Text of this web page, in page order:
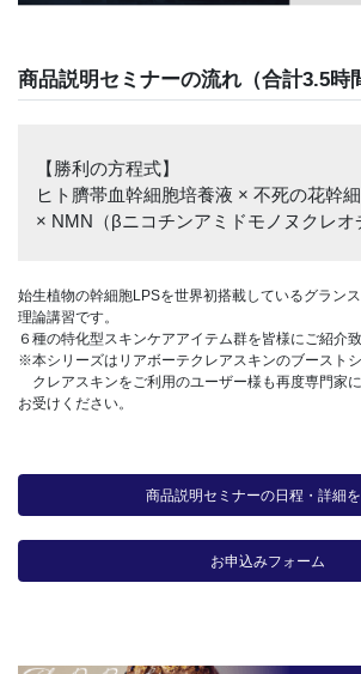
商品説明セミナーの流れ（合計3.5時
【勝利の方程式】
ヒト臍帯血幹細胞培養液 × 不死の花幹
× NMN（βニコチンアミドモノヌクレオ
始生植物の幹細胞LPSを世界初搭載しているグラン
理論講習です。
６種の特化型スキンケアアイテム群を皆様にご紹介致
※本シリーズはリアボーテクレアスキンのブーストシ
クレアスキンをご利用のユーザー様も再度専門家
お受けください。
商品説明セミナーの日程・詳細
お申込みフォーム